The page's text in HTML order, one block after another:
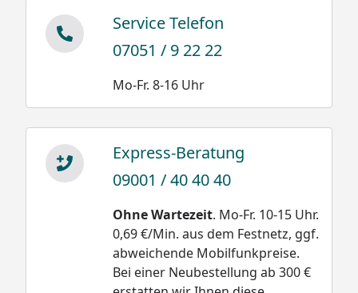
Service Telefon
07051 / 9 22 22
Mo-Fr. 8-16 Uhr
Express-Beratung
09001 / 40 40 40
Ohne Wartezeit. Mo-Fr. 10-15 Uhr.
0,69 €/Min. aus dem Festnetz, ggf.
abweichende Mobilfunkpreise.
Bei einer Neubestellung ab 300 €